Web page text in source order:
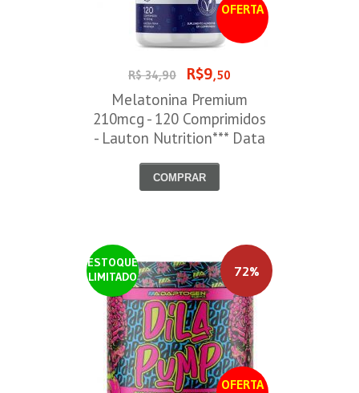
OFERTA
R$ 34,90 R$9,50
Melatonina Premium
210mcg - 120 Comprimidos
- Lauton Nutrition*** Data
COMPRAR
ESTOQUE
LIMITADO
OFERTA
72%